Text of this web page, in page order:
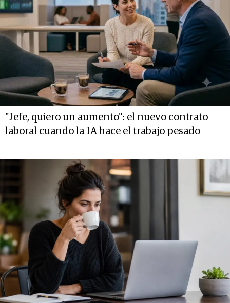
"Jefe, quiero un aumento": el nuevo contrato
laboral cuando la IA hace el trabajo pesado